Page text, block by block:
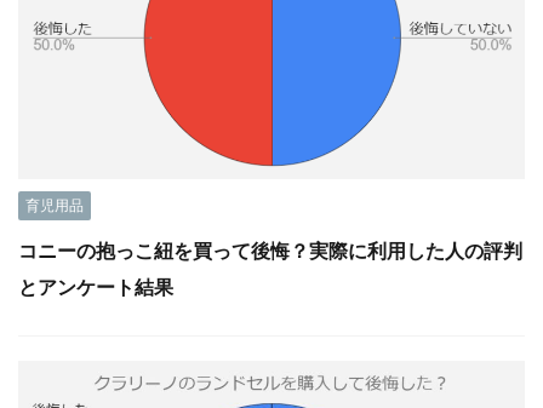
育児用品
コニーの抱っこ紐を買って後悔？実際に利用した人の評判
とアンケート結果